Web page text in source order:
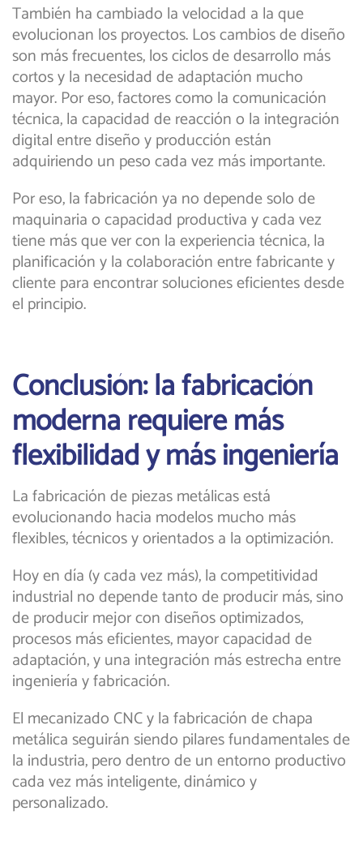
También ha cambiado la velocidad a la que
evolucionan los proyectos. Los cambios de diseño
son más frecuentes, los ciclos de desarrollo más
cortos y la necesidad de adaptación mucho
mayor. Por eso, factores como la comunicación
técnica, la capacidad de reacción o la integración
digital entre diseño y producción están
adquiriendo un peso cada vez más importante.
Por eso, la fabricación ya no depende solo de
maquinaria o capacidad productiva y cada vez
tiene más que ver con la experiencia técnica, la
planificación y la colaboración entre fabricante y
cliente para encontrar soluciones eficientes desde
el principio.
Conclusión: la fabricación
moderna requiere más
flexibilidad y más ingeniería
La fabricación de piezas metálicas está
evolucionando hacia modelos mucho más
flexibles, técnicos y orientados a la optimización.
Hoy en día (y cada vez más), la competitividad
industrial no depende tanto de producir más, sino
de producir mejor con diseños optimizados,
procesos más eficientes, mayor capacidad de
adaptación, y una integración más estrecha entre
ingeniería y fabricación.
El mecanizado CNC y la fabricación de chapa
metálica seguirán siendo pilares fundamentales de
la industria, pero dentro de un entorno productivo
cada vez más inteligente, dinámico y
personalizado.